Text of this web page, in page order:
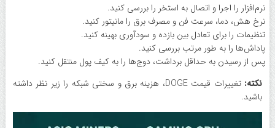
نرم‌افزار را اجرا و اتصال به استخر را بررسی کنید.
نرخ هش، دما، سرعت فن و مصرف برق را مانیتور کنید.
تنظیمات را برای تعادل بین بازده و سودآوری بهینه کنید.
پاداش‌ها را به‌ طور مرتب بررسی کنید.
پس از رسیدن به حداقل برداشت، دوج‌ها را به کیف پول منتقل کنید.
نکته:
تغییرات قیمت DOGE، هزینه برق و سختی شبکه را زیر نظر داشته
باشید.